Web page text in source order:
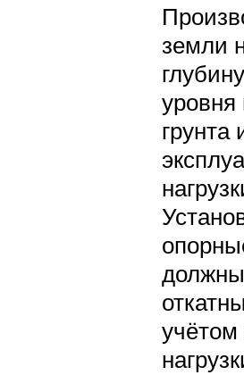
земли
уровня
грунта
учётом